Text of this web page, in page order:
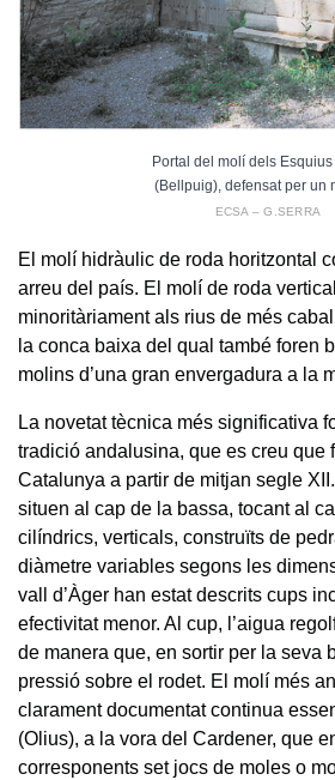
Portal del molí dels
(Bellpuig), defensat per un
ECSA – G.SERRA
El molí hidràulic de roda horitzontal
arreu del país. El molí de roda
minoritàriament als rius de més
la conca baixa del qual també foren
molins d’una gran envergadura a la
La novetat tècnica més significativa
tradició andalusina, que es creu que
Catalunya a partir de mitjan segle
situen al cap de la bassa, tocant al
cilíndrics, verticals, construïts de
diàmetre variables segons les
vall d’Àger han estat descrits cups
efectivitat menor. Al cup, l’aigua
de manera que, en sortir per la seva
pressió sobre el rodet. El molí més
clarament documentat continua
(Olius), a la vora del Cardener, que
corresponents set jocs de moles o